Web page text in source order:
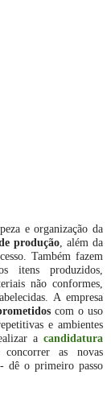
e organização da
produção, além da
Também fazem
itens produzidos,
não conformes,
A empresa
com o uso
e ambientes
a candidatura
as novas
dê o primeiro passo